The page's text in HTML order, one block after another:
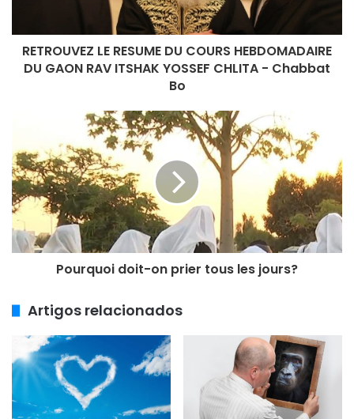
ç
o
a
i
l
RETROUVEZ LE RESUME DU COURS HEBDOMADAIRE
DU GAON RAV ITSHAK YOSSEF CHLITA - Chabbat
Bo
Pourquoi doit-on prier tous les jours?
Artigos relacionados